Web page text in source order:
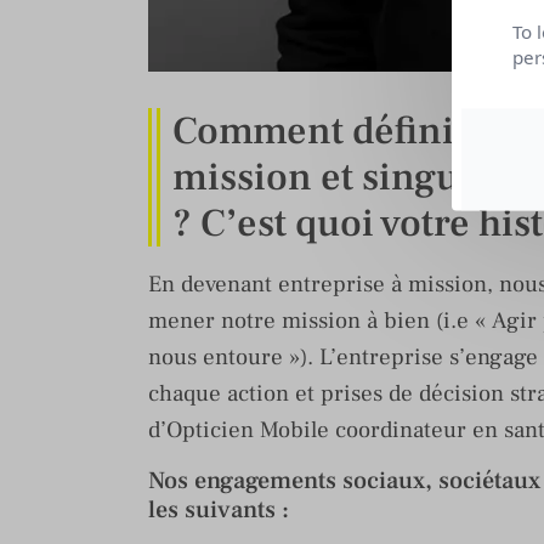
Comment
mission et
? C’est quoi votre
En devenant entreprise à mission,
mener notre mission à bien (i.e «
nous entoure »). L’entreprise
chaque action et prises de décision
d’Opticien Mobile coordinateur en
Nos engagements sociaux,
les suivants :
To